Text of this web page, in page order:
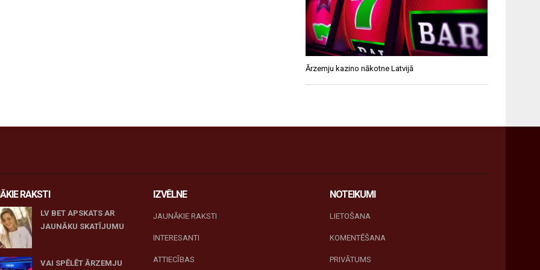
Ārzemju kazino nākotne Latvijā
RAKSTI
LV BET APSKATS AR
JAUNĀKU SKATĪJUMU
VAI SPĒLĒT ĀRZEMJU
IZVĒLNE
JAUNĀKIE RAKSTI
INTERESANTI
ATTIECĪBAS
NOTEIKUMI
LIETOŠANA
KOMENTĒŠANA
PRIVĀTUMS